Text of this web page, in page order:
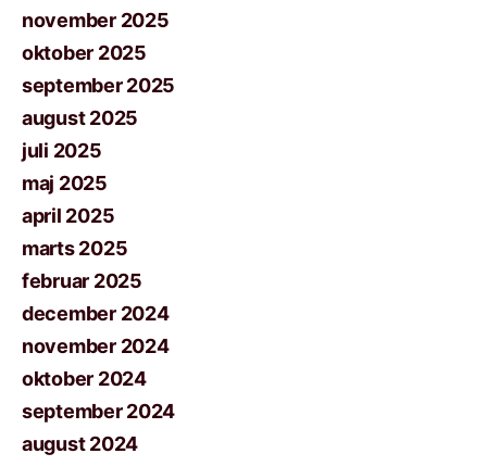
november 2025
oktober 2025
september 2025
august 2025
juli 2025
maj 2025
april 2025
marts 2025
februar 2025
december 2024
november 2024
oktober 2024
september 2024
august 2024